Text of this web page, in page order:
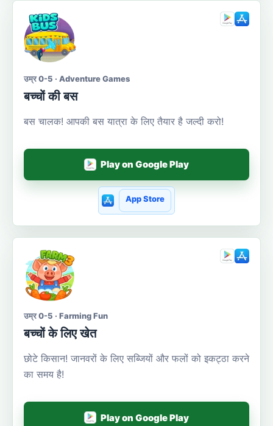
उम्र 0-5 · Adventure Games
बच्चों की बस
बस चालक! आपकी बस यात्रा के लिए तैयार है जल्दी करो!
Play on Google Play
App Store
उम्र 0-5 · Farming Fun
बच्चों के लिए खेत
छोटे किसान! जानवरों के लिए सब्जियों और फलों को इकट्ठा करने
का समय है!
Play on Google Play